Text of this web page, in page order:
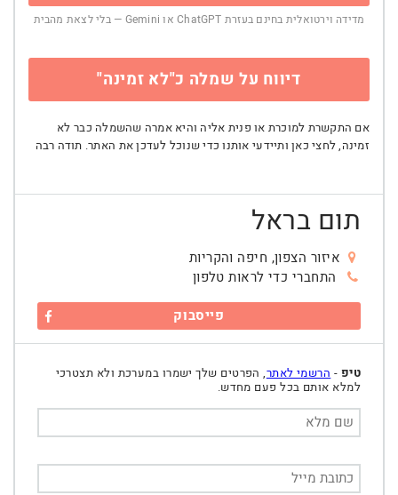
מדידה וירטואלית בחינם בעזרת ChatGPT או Gemini — בלי לצאת מהבית
דיווח על שמלה כ"לא זמינה"
אם התקשרת למוכרת או פנית אליה והיא אמרה שהשמלה כבר לא
זמינה, לחצי כאן ותיידעי אותנו כדי שנוכל לעדכן את האתר. תודה רבה
תום בראל
איזור הצפון, חיפה והקריות
התחברי כדי לראות טלפון
פייסבוק
טיפ - הרשמי לאתר, הפרטים שלך ישמרו במערכת ולא תצטרכי
למלא אותם בכל פעם מחדש.